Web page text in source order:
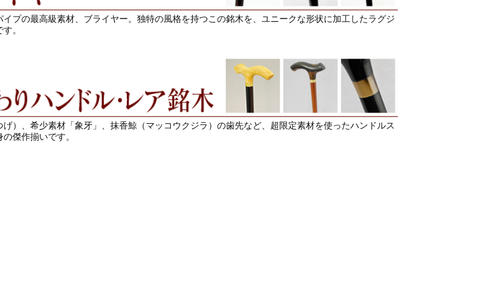
イプの最高級素材、ブライヤー。独特の風格を持つこの銘木を、ユニークな形状に加工したラグジ
。
げ）、希少素材「象牙」、抹香鯨（マッコウクジラ）の歯先など、超限定素材を使ったハンドルス
傑作揃いです。